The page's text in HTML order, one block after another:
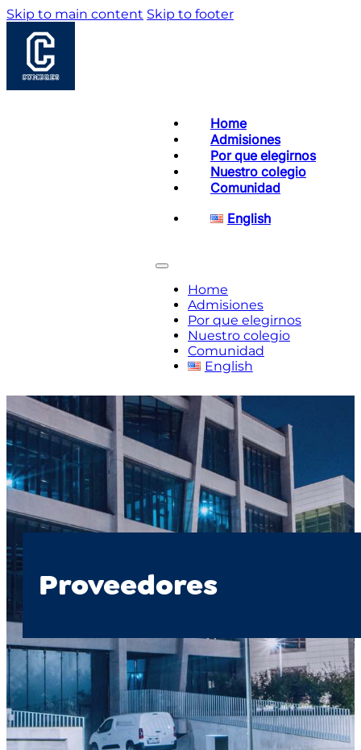
Skip to main content Skip to footer
Home
Admisiones
Por que elegirnos
Nuestro colegio
Comunidad
English
Home
Admisiones
Por que elegirnos
Nuestro colegio
Comunidad
English
Proveedores